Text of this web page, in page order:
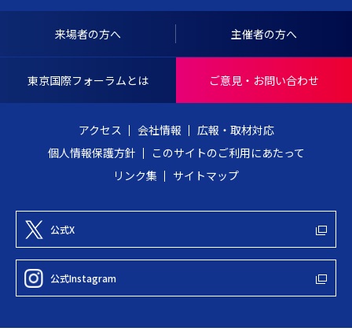
プ
戻
る
O
N
N
O
来場者の方へ 主催者の方へ
東京国際フォーラムとは ご意見・お問い合わせ
アクセス 会社情報
広報・取材対応
個人情報保護方針
このサイトのご利用にあたって
リンク集
サイトマップ
公式X
公式Instagram